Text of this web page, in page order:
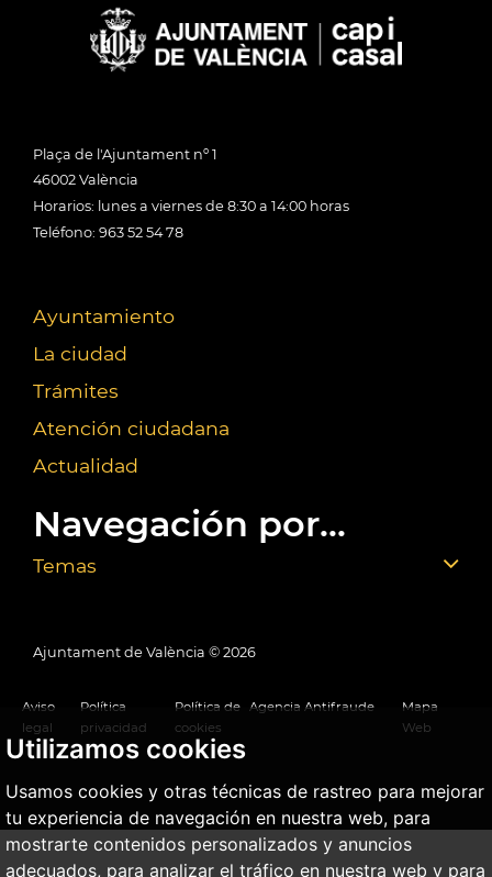
Utilizamos cookies
Usamos cookies y otras técnicas de rastreo para mejorar
tu experiencia de navegación en nuestra web, para
mostrarte contenidos personalizados y anuncios
adecuados, para analizar el tráfico en nuestra web y para
Plaça de l'Ajuntament nº 1
46002 València
Horarios: lunes a viernes de 8:30 a 14:00 horas
Teléfono: 963 52 54 78
Ayuntamiento
La ciudad
Trámites
Atención ciudadana
Actualidad
Navegación por...
Temas
Ajuntament de València © 2026
Aviso
legal
Política
privacidad
Política de
cookies
Agencia Antifraude
Mapa
Web